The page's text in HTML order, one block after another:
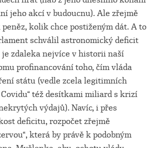
jeho akcí v budoucnu). Ale zřejmě
kolik chce postiženým dát. A to
schválil astronomický deficit
je zdaleka nejvíce v historii naší
profinancování toho, čím vláda
státu (vedle zcela legitimních
též desítkami miliard s krizí
výdajů). Navíc, i přes
deficitu, rozpočet zřejmě
která by právě k podobným